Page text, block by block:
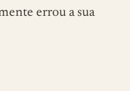
errou a sua